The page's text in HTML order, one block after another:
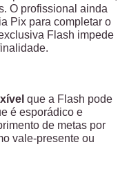
O profissional ainda
Pix para completar o
Flash impede
que a Flash pode
é esporádico e
de metas por
vale-presente ou